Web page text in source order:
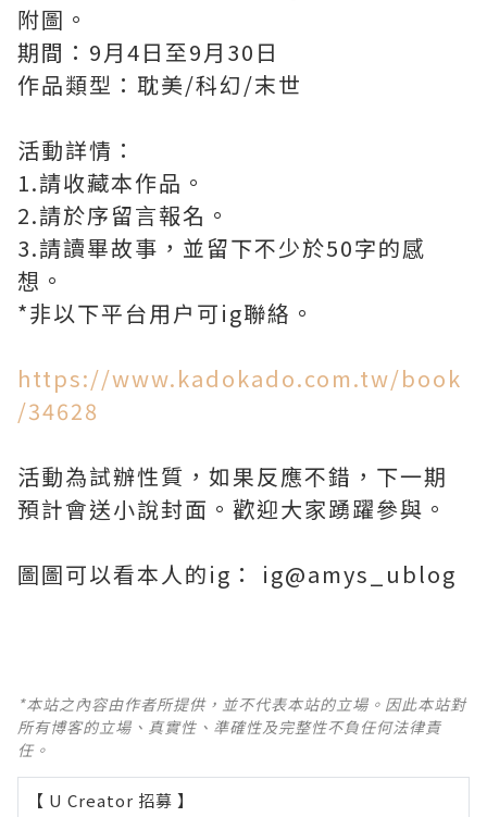
附圖。
期間：9月4日至9月30日
作品類型：耽美/科幻/末世
活動詳情：
1.請收藏本作品。
2.請於序留言報名。
3.請讀畢故事，並留下不少於50字的感
想。
*非以下平台用户可ig聯絡。
https://www.kadokado.com.tw/book
/34628
活動為試辦性質，如果反應不錯，下一期
預計會送小說封面。歡迎大家踴躍參與。
圖圖可以看本人的ig： ig@amys_ublog
*本站之內容由作者所提供，並不代表本站的立場。因此本站對
所有博客的立場、真實性、準確性及完整性不負任何法律責
任。
【 U Creator 招募 】